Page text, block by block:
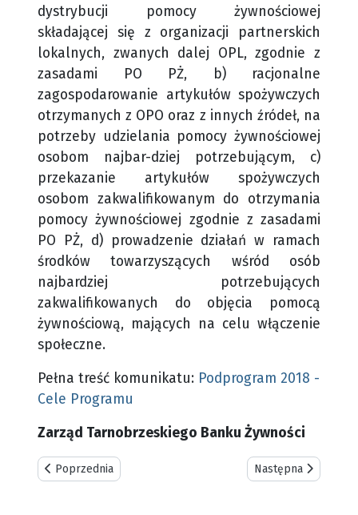
dystrybucji pomocy żywnościowej
składającej się z organizacji partnerskich
lokalnych, zwanych dalej OPL, zgodnie z
zasadami PO PŻ,
b) racjonalne
zagospodarowanie artykułów spożywczych
otrzymanych z OPO oraz z innych źródeł, na
potrzeby udzielania pomocy żywnościowej
osobom najbar-dziej potrzebującym, c)
przekazanie artykułów spożywczych
osobom zakwalifikowanym do otrzymania
pomocy żywnościowej zgodnie z zasadami
PO PŻ, d) prowadzenie działań w ramach
środków towarzyszących wśród osób
najbardziej potrzebujących
zakwalifikowanych do objęcia pomocą
żywnościową, mających na celu włączenie
społeczne.
Pełna treść komunikatu: Podprogram 2018 -
Cele Programu
Zarząd Tarnobrzeskiego Banku Żywności
Poprzednia strona: Informacja o wydawaniu paczek -
Poprzednia Następna strona:
Następna